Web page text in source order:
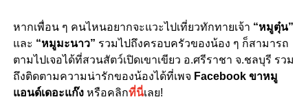
หากเพื่อน ๆ คนไหนอยากจะแวะไปเที่ยวทักทายเจ้า “หมูตุ๋น”
และ “หมูมะนาว” รวมไปถึงครอบครัวของน้อง ๆ ก็สามารถ
ตามไปเจอได้ที่สวนสัตว์เปิดเขาเขียว อ.ศรีราชา จ.ชลบุรี รวม
ถึงติดตามความน่ารักของน้องได้ที่เพจ Facebook ขาหมู
แอนด์เดอะแก๊ง หรือคลิกที่นี่เลย!